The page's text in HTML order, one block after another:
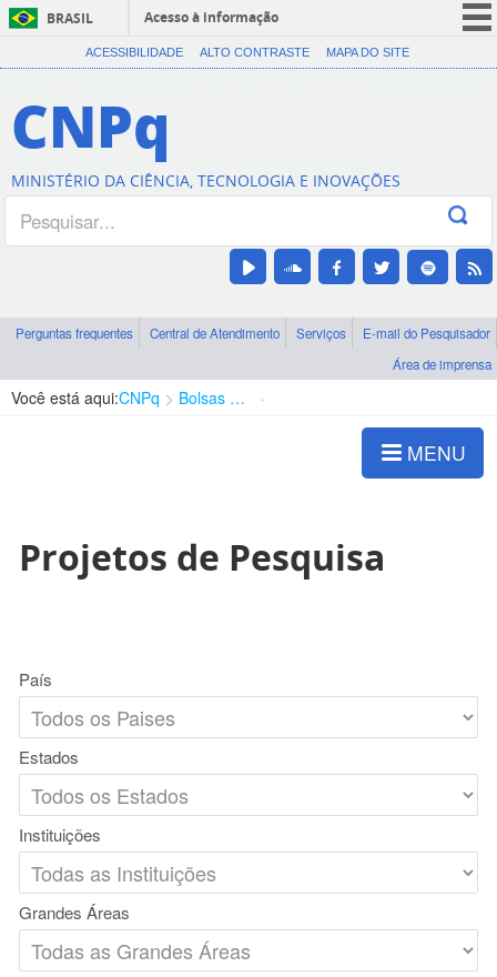
BRASIL
Acesso à informação
CORONAVÍRUS (COVID-19)
Canais
ACESSIBILIDADE ALTO CONTRASTE MAPA DO SITE
CNPq
MINISTÉRIO DA CIÊNCIA, TECNOLOGIA E INOVAÇÕES
Perguntas frequentes Central de Atendimento Serviços
E-mail do Pesquisador
Área de imprensa
Você está aqui:CNPq Bolsas e Auxílios Vigentes
MENU
Projetos de Pesquisa
País
Estados
Instituições
Grandes Áreas